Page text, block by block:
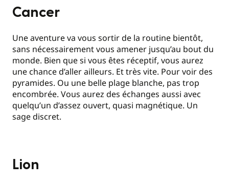
Cancer
Une aventure va vous sortir de la routine bientôt,
sans nécessairement vous amener jusqu’au bout du
monde. Bien que si vous êtes réceptif, vous aurez
une chance d’aller ailleurs. Et très vite. Pour voir des
pyramides. Ou une belle plage blanche, pas trop
encombrée. Vous aurez des échanges aussi avec
quelqu’un d’assez ouvert, quasi magnétique. Un
sage discret.
Lion